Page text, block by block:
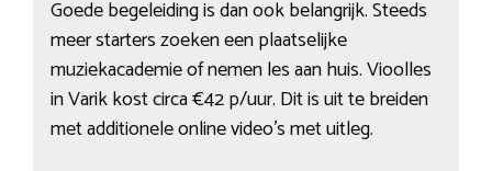
Goede begeleiding is dan ook belangrijk. Steeds
meer starters zoeken een plaatselijke
muziekacademie of nemen les aan huis. Vioolles
in Varik kost circa €42 p/uur. Dit is uit te breiden
met additionele online video’s met uitleg.